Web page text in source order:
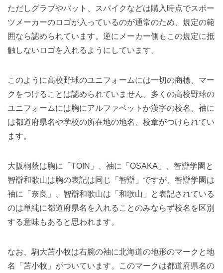
ただしグラブやバット、スパイクなどは購入時点でスポー
ツメーカーのロゴが入っているのが通常のため、規定の範
囲なら認められています。逆にメーカー側もこの規定に抵
触しないロゴを入れるようにしています。
このように高校野球のユニフォームには一切の商標、マー
クをつけることは認められていません。多くの高校野球の
ユニフォームには胸にアルファベットか漢字の校名、袖に
は都道府県名や学校の所在地の地名、校章がつけられてい
ます。
大阪桐蔭は胸に「TŌIN」、袖に「OSAKA」、智辯学園と
智辯和歌山は胸の表記は同じ「智辯」ですが、智辯学園は
袖に「奈良」、智辯和歌山は「和歌山」と表記されている
のは単純に都道府県名を入れることのみならず校名を区別
する意味もあると思われます。
なお、駒大苫小牧は右腕の袖に北海道の地形のマークと地
名「苫小牧」がついています。このマークは都道府県名の